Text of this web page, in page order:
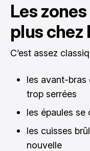
Les
plus chez
C’est assez
les avant-bras
trop serrées
les épaules se
les cuisses
nouvelle